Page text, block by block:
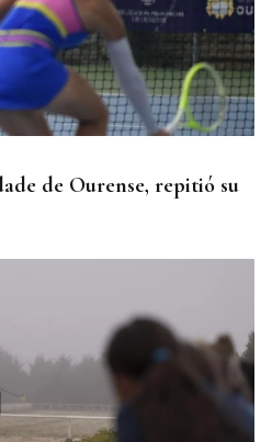
de Ourense, repitió su